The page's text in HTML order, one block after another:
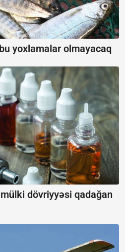
yoxlamalar olmayacaq
dövriyyəsi qadağan